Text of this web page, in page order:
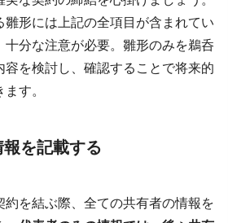
雛形には上記の全項目が含まれてい
十分な注意が必要。雛形のみを鵜呑
容を検討し、確認することで将来的
す。
を記載する
約を結ぶ際、全ての共有者の情報を